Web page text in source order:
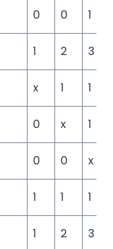
0 0 1
1 2 3
x 1 1
0 x 1
0 0 x
1 1 1
1 2 3